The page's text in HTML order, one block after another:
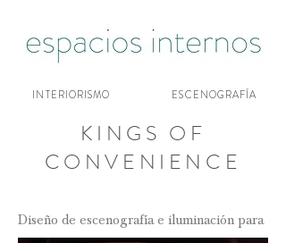
INTERIORISMO ESCENOGRAFÍA
KINGS OF
CONVENIENCE
Diseño de escenografía e iluminación para